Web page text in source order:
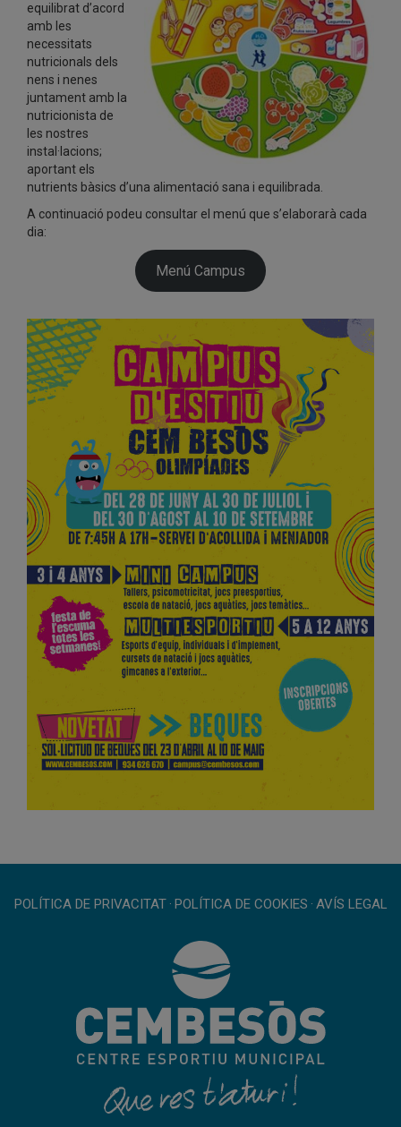
equilibrat d’acord
amb les
necessitats
nutricionals dels
nens i nenes
juntament amb la
nutricionista de
les nostres
instal·lacions;
aportant els
nutrients bàsics d’una alimentació sana i equilibrada.
A continuació podeu consultar el menú que s’elaborarà cada
dia:
Menú Campus
POLÍTICA DE PRIVACITAT · POLÍTICA DE COOKIES · AVÍS LEGAL